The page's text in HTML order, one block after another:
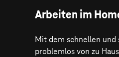
Arbeiten im
Mit dem schnellen
problemlos von zu